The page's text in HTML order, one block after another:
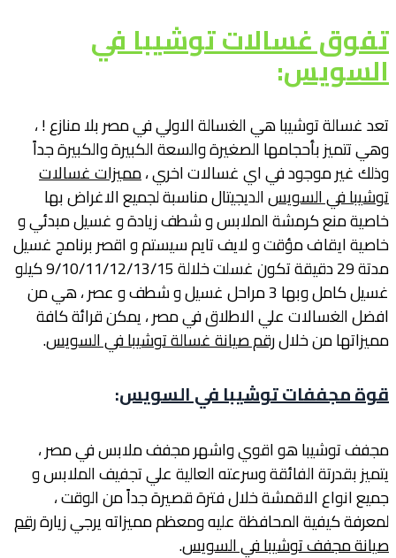
تفوق غسالات توشيبا في
السويس:
تعد غسالة توشيبا هي الغسالة الاولي في مصر بلا منازع ! ،
وهي تتميز بأحجامها الصغيرة والسعة الكبيرة والكبيرة جداً
وذلك غير موجود في اي غسالات اخري ،مميزات غسالات
توشيبا في السويسالديجيتال مناسبة لجميع الاغراض بها
خاصية منع كرمشة الملابس و شطف زيادة و غسيل مبدئي و
خاصية ايقاف مؤقت و لايف تايم سيستم و اقصر برنامج غسيل
مدتة 29 دقيقة تكون غسلت خلالة 9/10/11/12/13/15 كيلو
غسيل كامل وبها 3 مراحل غسيل و شطف و عصر ، هي من
افضل الغسالات علي الاطلاق في مصر ، يمكن قرائة كافة
مميزاتها من خلالرقم صيانة غسالة توشيبا في السويس.
قوة مجففات توشيبا في السويس:
مجفف توشيبا هو اقوي واشهر مجفف ملابس في مصر ،
يتميز بقدرتة الفائقة وسرعته العالية علي تجفيف الملابس و
جميع انواع الاقمشة خلال فترة قصيرة جداً من الوقت ،
لمعرفة كيفية المحافظة عليه ومعظم مميزاته يرجي زيارةرقم
صيانة مجفف توشيبا في السويس.